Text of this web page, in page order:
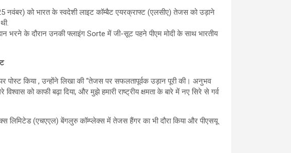
नवंबर) को भारत के स्वदेशी लाइट कॉम्बैट एयरक्राफ्ट (एलसीए) तेजस को उड़ाने
भरने के दौरान उनकी फ्लाइंग Sorte में जी-सूट पहने पीएम मोदी के साथ भारतीय
पोस्ट किया , उन्होंने लिखा की “तेजस पर सफलतापूर्वक उड़ान पूरी की। अनुभव
को काफी बढ़ा दिया, और मुझे हमारी राष्ट्रीय क्षमता के बारे में नए सिरे से गर्व
लिमिटेड (एचएएल) बेंगलुरु कॉम्प्लेक्स में तेजस हैंगर का भी दौरा किया और पीएसयू